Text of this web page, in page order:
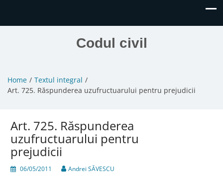
Codul civil
Home
Textul integral
Art. 725. Răspunderea uzufructuarului pentru prejudicii
Art. 725. Răspunderea
uzufructuarului pentru
prejudicii
06/05/2011 Andrei SĂVESCU